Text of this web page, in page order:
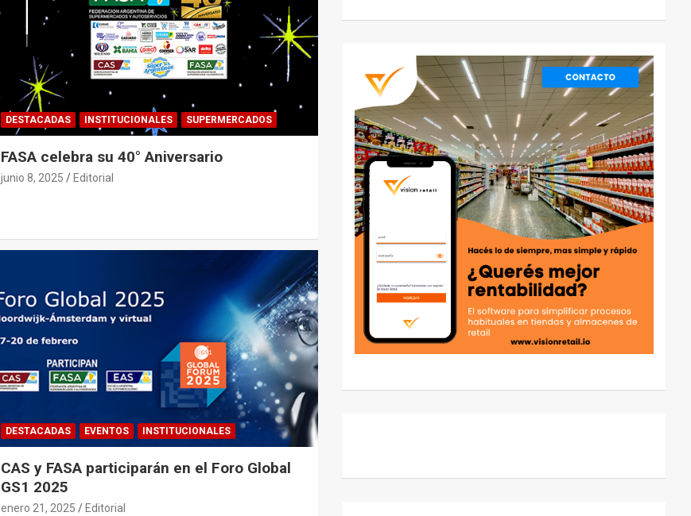
DESTACADAS INSTITUCIONALES SUPERMERCADOS
FASA celebra su 40° Aniversario
junio 8, 2025 Editorial
DESTACADAS EVENTOS INSTITUCIONALES
CAS y FASA participarán en el Foro Global
GS1 2025
enero 21, 2025 Editorial